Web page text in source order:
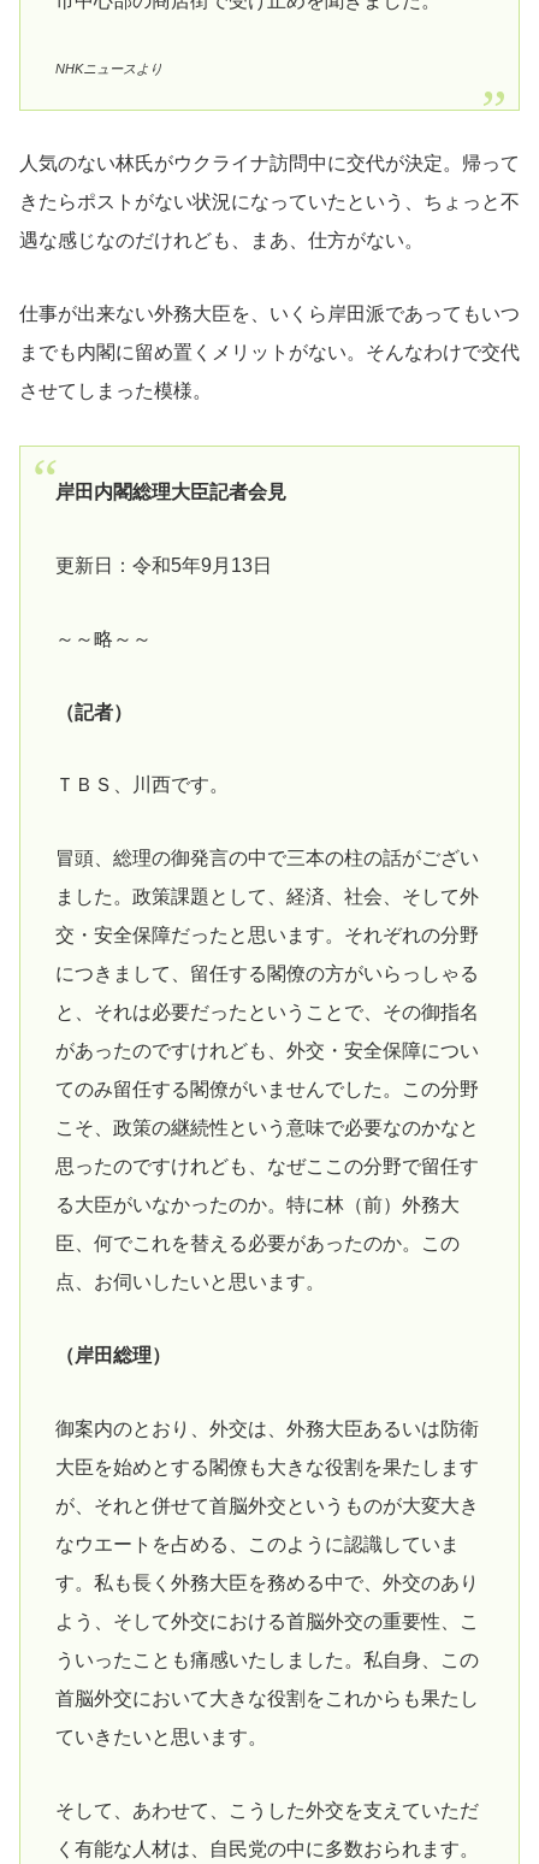
NHKニュースより
人気のない林氏がウクライナ訪問中に交代が決定。帰って
きたらポストがない状況になっていたという、ちょっと不
遇な感じなのだけれども、まあ、仕方がない。
仕事が出来ない外務大臣を、いくら岸田派であってもいつ
までも内閣に留め置くメリットがない。そんなわけで交代
させてしまった模様。
岸田内閣総理大臣記者会見
更新日：令和5年9月13日
～～略～～
（記者）
ＴＢＳ、川西です。
冒頭、総理の御発言の中で三本の柱の話がござい
ました。政策課題として、経済、社会、そして外
交・安全保障だったと思います。それぞれの分野
につきまして、留任する閣僚の方がいらっしゃる
と、それは必要だったということで、その御指名
があったのですけれども、外交・安全保障につい
てのみ留任する閣僚がいませんでした。この分野
こそ、政策の継続性という意味で必要なのかなと
思ったのですけれども、なぜここの分野で留任す
る大臣がいなかったのか。特に林（前）外務大
臣、何でこれを替える必要があったのか。この
点、お伺いしたいと思います。
（岸田総理）
御案内のとおり、外交は、外務大臣あるいは防衛
大臣を始めとする閣僚も大きな役割を果たします
が、それと併せて首脳外交というものが大変大き
なウエートを占める、このように認識していま
す。私も長く外務大臣を務める中で、外交のあり
よう、そして外交における首脳外交の重要性、こ
ういったことも痛感いたしました。私自身、この
首脳外交において大きな役割をこれからも果たし
ていきたいと思います。
そして、あわせて、こうした外交を支えていただ
く有能な人材は、自民党の中に多数おられます。